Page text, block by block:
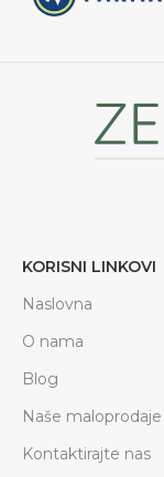
KORISNI LINKOVI
Naslovna
O nama
Blog
Naše maloprodaje
Kontaktirajte nas